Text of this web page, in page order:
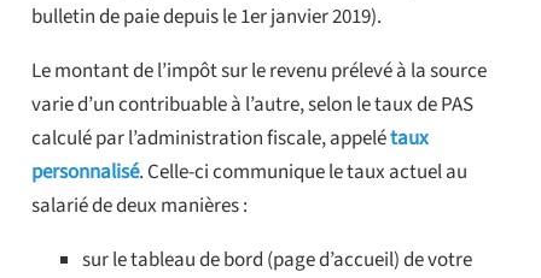
bulletin de paie depuis le 1er janvier 2019).
Le montant de l’impôt sur le revenu prélevé à la source
varie d’un contribuable à l’autre, selon le taux de PAS
calculé par l’administration fiscale, appelétaux
personnalisé. Celle-ci communique le taux actuel au
salarié de deux manières :
sur le tableau de bord (page d’accueil) de votre